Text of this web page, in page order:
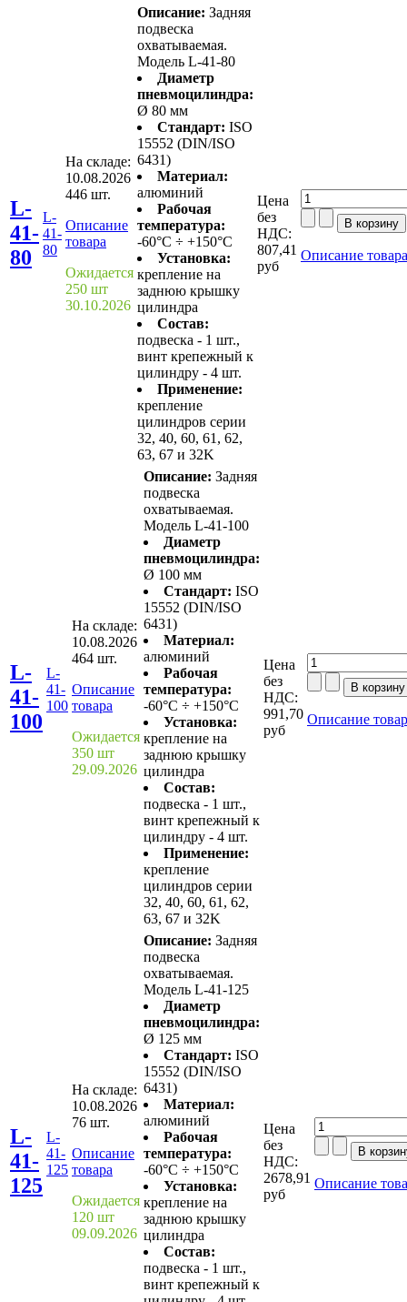
L-
41-
80
L-
41-
80
На складе:
10.08.2026
446 шт.
Описание
товара
Ожидается
250 шт
30.10.2026
Описание: Задняя
подвеска
охватываемая.
Модель L-41-80
Диаметр
пневмоцилиндра:
Ø 80 мм
Стандарт: ISO
15552 (DIN/ISO
6431)
Материал:
алюминий
Рабочая
температура:
-60°C ÷ +150°C
Установка:
крепление на
заднюю крышку
цилиндра
Состав:
подвеска - 1 шт.,
винт крепежный к
цилиндру - 4 шт.
Применение:
крепление
цилиндров серии
32, 40, 60, 61, 62,
63, 67 и 32K
Цена
без
НДС:
807,41
руб
Описание товара
L-
41-
100
L-
41-
100
На складе:
10.08.2026
464 шт.
Описание
товара
Ожидается
350 шт
29.09.2026
Описание: Задняя
подвеска
охватываемая.
Модель L-41-100
Диаметр
пневмоцилиндра:
Ø 100 мм
Стандарт: ISO
15552 (DIN/ISO
6431)
Материал:
алюминий
Рабочая
температура:
-60°C ÷ +150°C
Установка:
крепление на
заднюю крышку
цилиндра
Состав:
подвеска - 1 шт.,
винт крепежный к
цилиндру - 4 шт.
Применение:
крепление
цилиндров серии
32, 40, 60, 61, 62,
63, 67 и 32K
Цена
без
НДС:
991,70
руб
Описание
L-
41-
125
L-
41-
125
На складе:
10.08.2026
76 шт.
Описание
товара
Ожидается
120 шт
09.09.2026
Описание: Задняя
подвеска
охватываемая.
Модель L-41-125
Диаметр
пневмоцилиндра:
Ø 125 мм
Стандарт: ISO
15552 (DIN/ISO
6431)
Материал:
алюминий
Рабочая
температура:
-60°C ÷ +150°C
Установка:
крепление на
заднюю крышку
цилиндра
Состав:
подвеска - 1 шт.,
винт крепежный к
Цена
без
НДС:
2678,91
руб
Описание